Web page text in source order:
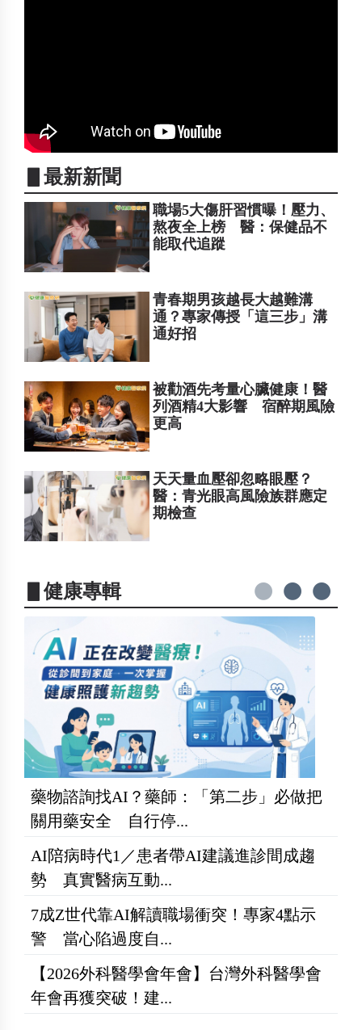
▋最新新聞
職場5大傷肝習慣曝！壓力、
熬夜全上榜 醫：保健品不
能取代追蹤
青春期男孩越長大越難溝
通？專家傳授「這三步」溝
通好招
被勸酒先考量心臟健康！醫
列酒精4大影響 宿醉期風險
更高
天天量血壓卻忽略眼壓？
醫：青光眼高風險族群應定
期檢查
▋健康專輯
藥物諮詢找AI？藥師：「第二步」必做把
關用藥安全 自行停...
AI陪病時代1／患者帶AI建議進診間成趨
勢 真實醫病互動...
7成Z世代靠AI解讀職場衝突！專家4點示
警 當心陷過度自...
【2026外科醫學會年會】台灣外科醫學會
年會再獲突破！建...